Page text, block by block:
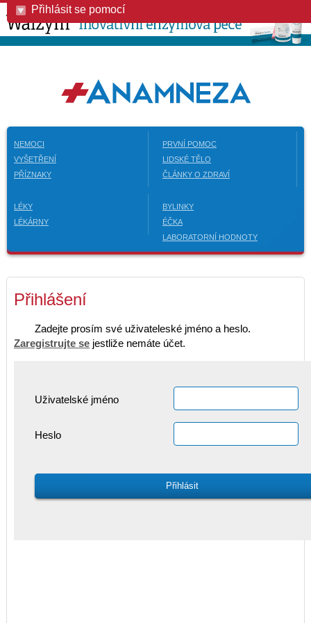
Přihlásit se pomocí
NEMOCI
VYŠETŘENÍ
PŘÍZNAKY
PRVNÍ POMOC
LIDSKÉ TĚLO
ČLÁNKY O ZDRAVÍ
LÉKY
LÉKÁRNY
BYLINKY
ÉČKA
LABORATORNÍ HODNOTY
Přihlášení
Zadejte prosím své uživateleské jméno a heslo.
Zaregistrujte se jestliže nemáte účet.
Uživatelské jméno
Heslo